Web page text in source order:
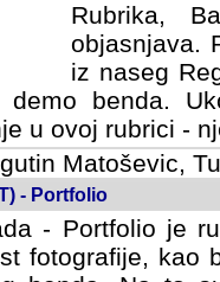
Rubrika,
objasnjava.
iz naseg
demo benda.
u ovoj rubrici -
Matoševic,
- Portfolio
- Portfolio je
fotografije, kao